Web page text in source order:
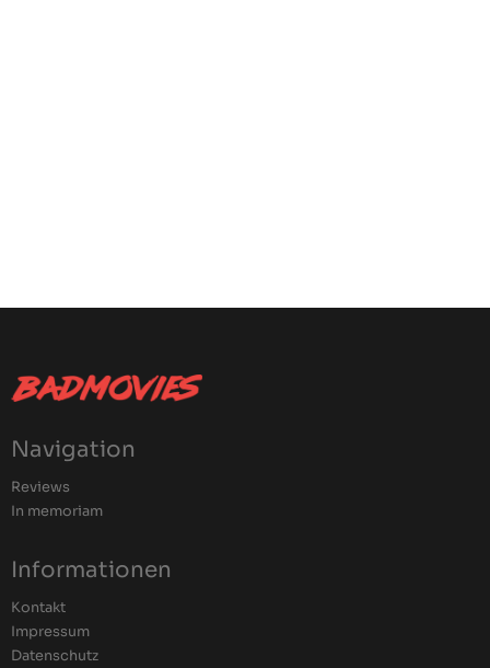
Navigation
Reviews
In memoriam
Informationen
Kontakt
Impressum
Datenschutz